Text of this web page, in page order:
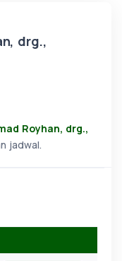
drg.,
Royhan, drg.,
jadwal.